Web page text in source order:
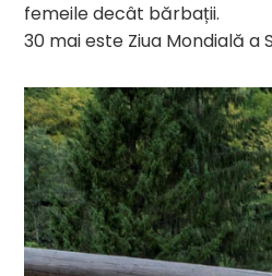
femeile decât bărbații.
30 mai este Ziua Mondială a